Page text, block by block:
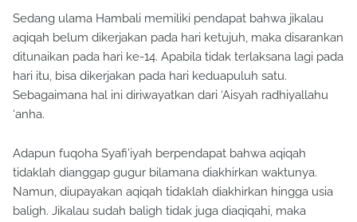
Sedang ulama Hambali memiliki pendapat bahwa jikalau
aqiqah belum dikerjakan pada hari ketujuh, maka disarankan
ditunaikan pada hari ke-14. Apabila tidak terlaksana lagi pada
hari itu, bisa dikerjakan pada hari keduapuluh satu.
Sebagaimana hal ini diriwayatkan dari ‘Aisyah radhiyallahu
‘anha.
Adapun fuqoha Syafi’iyah berpendapat bahwa aqiqah
tidaklah dianggap gugur bilamana diakhirkan waktunya.
Namun, diupayakan aqiqah tidaklah diakhirkan hingga usia
baligh. Jikalau sudah baligh tidak juga diaqiqahi, maka